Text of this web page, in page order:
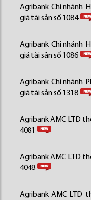
Agribank Chi nhánh
giá tài sản số 1084
Agribank Chi nhánh
giá tài sản số 1086
Agribank Chi nhánh
giá tài sản số 1318
Agribank AMC LTD
4081
Agribank AMC LTD
4048
Agribank AMC LTD